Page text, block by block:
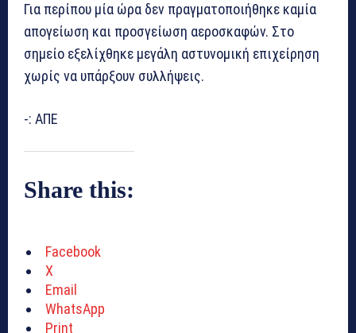
Για περίπου μία ώρα δεν πραγματοποιήθηκε καμία
απογείωση και προσγείωση αεροσκαφών. Στο
σημείο εξελίχθηκε μεγάλη αστυνομική επιχείρηση
χωρίς να υπάρξουν συλλήψεις.
-: ΑΠΕ
Share this:
Facebook
X
Email
WhatsApp
Print